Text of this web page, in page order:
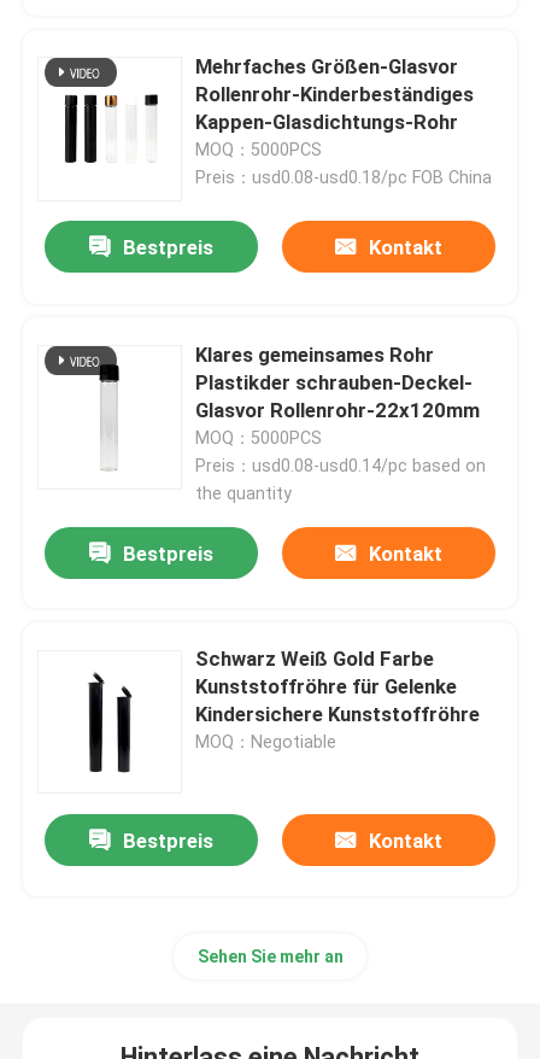
Mehrfaches Größen-Glasvor
Rollenrohr-Kinderbeständiges
Kappen-Glasdichtungs-Rohr
MOQ：5000PCS
Preis：usd0.08-usd0.18/pc FOB China
Bestpreis Kontakt
Klares gemeinsames Rohr
Plastikder schrauben-Deckel-
Glasvor Rollenrohr-22x120mm
MOQ：5000PCS
Preis：usd0.08-usd0.14/pc based on
the quantity
Bestpreis Kontakt
Schwarz Weiß Gold Farbe
Kunststoffröhre für Gelenke
Kindersichere Kunststoffröhre
MOQ：Negotiable
Bestpreis Kontakt
Sehen Sie mehr an